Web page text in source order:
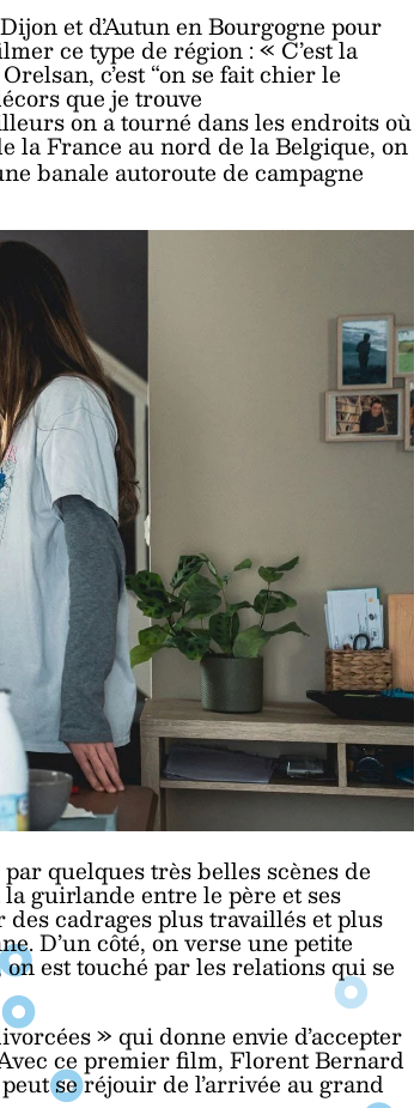
et d’Autun en Bourgogne pour
ce type de région : « C’est la
c’est “on se fait chier le
que je trouve
on a tourné dans les endroits où
la France au nord de la Belgique, on
banale autoroute de campagne
quelques très belles scènes de
guirlande entre le père et ses
cadrages plus travaillés et plus
D’un côté, on verse une petite
est touché par les relations qui se
» qui donne envie d’accepter
ce premier film, Florent Bernard
se réjouir de l’arrivée au grand